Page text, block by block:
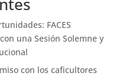
FACES
una Sesión Solemne y
con los caficultores